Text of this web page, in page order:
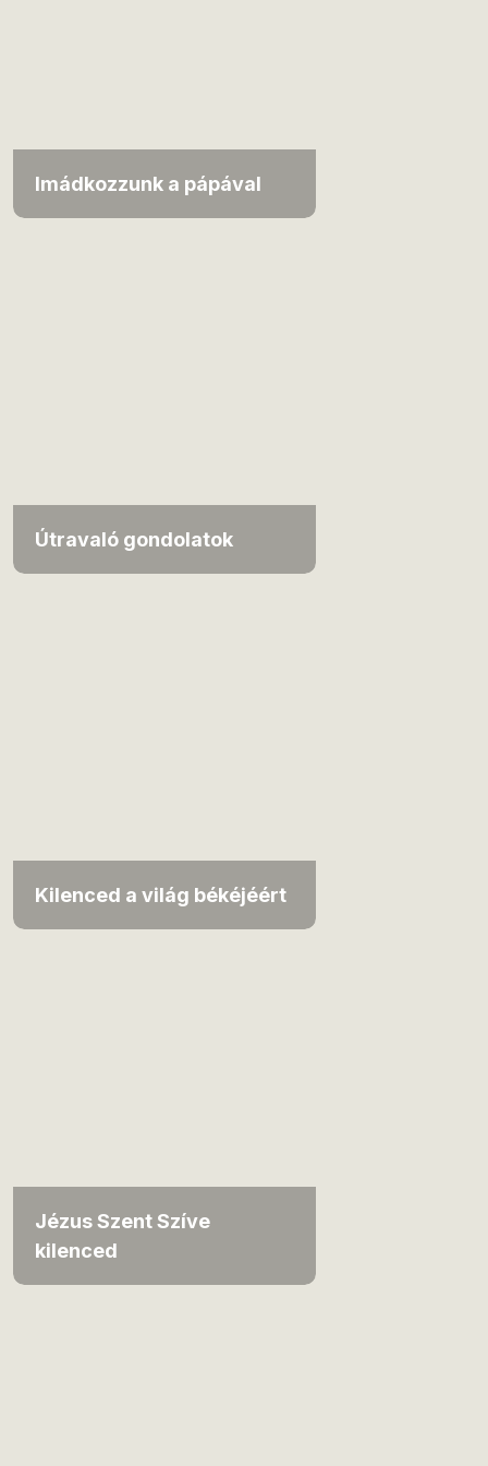
Imádkozzunk a pápával
Útravaló gondolatok
Kilenced a világ békéjéért
Jézus Szent Szíve
kilenced